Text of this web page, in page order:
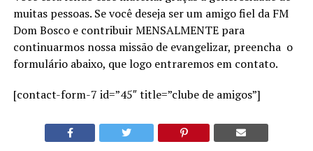
muitas pessoas. Se você deseja ser um amigo fiel da FM
Dom Bosco e contribuir MENSALMENTE para
continuarmos nossa missão de evangelizar, preencha o
formulário abaixo, que logo entraremos em contato.
[contact-form-7 id=”45″ title=”clube de amigos”]